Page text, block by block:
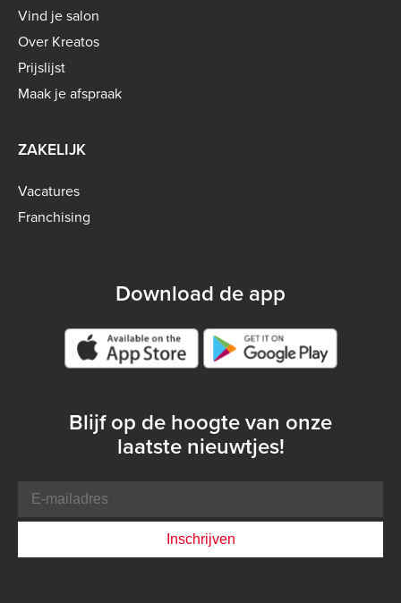
Footer
menu
-
B2C
Vind je salon
Over Kreatos
Prijslijst
Maak je afspraak
ZAKELIJK
Vacatures
Franchising
Download de app
Google play store
Blijf op de hoogte van onze
laatste nieuwtjes!
mailadres